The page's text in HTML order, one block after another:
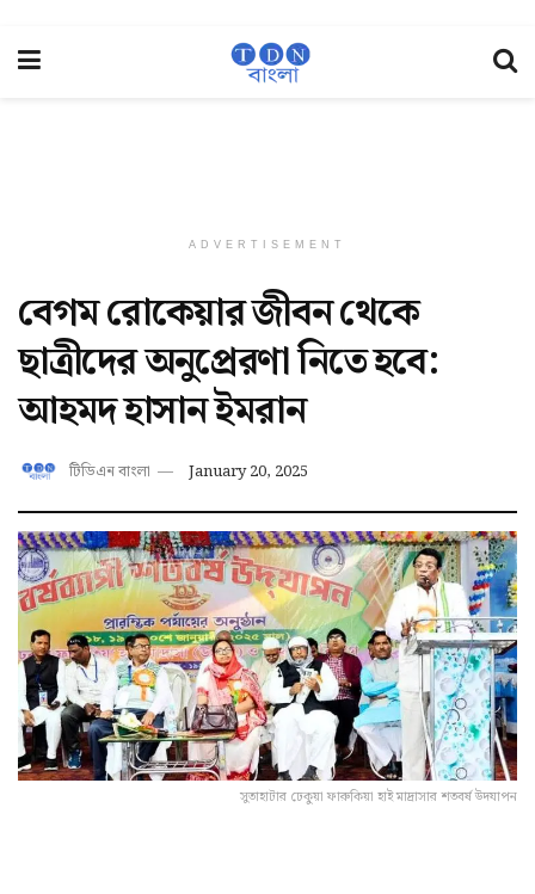
ADVERTISEMENT
বেগম রোকেয়ার জীবন থেকে
ছাত্রীদের অনুপ্রেরণা নিতে হবে:
আহমদ হাসান ইমরান
টিডিএন বাংলা January 20, 2025
সুতাহাটার ঢেকুয়া ফারুকিয়া হাই মাদ্রাসার শতবর্ষ উদযাপন